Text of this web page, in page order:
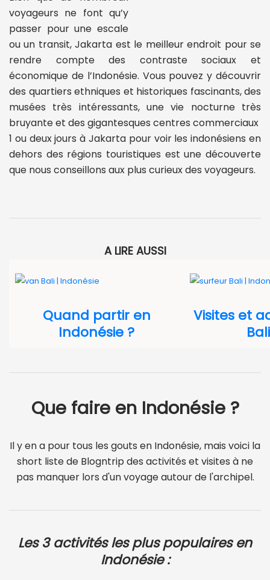
voyageurs ne font qu’y
passer pour une escale
ou un transit, Jakarta est le meilleur endroit pour se
rendre compte des contraste sociaux et
économique de l’Indonésie. Vous pouvez y découvrir
des quartiers ethniques et historiques fascinants, des
musées très intéressants, une vie nocturne très
bruyante et des gigantesques centres commerciaux
1 ou deux jours à Jakarta pour voir les indonésiens en
dehors des régions touristiques est une découverte
que nous conseillons aux plus curieux des voyageurs.
A LIRE AUSSI
Quand partir en
Indonésie ?
Visites et
Bali
Que faire en Indonésie ?
Il y en a pour tous les gouts en Indonésie, mais voici la
short liste de Blogntrip des activités et visites à ne
pas manquer lors d'un voyage autour de l'archipel.
Les 3 activités les plus populaires en
Indonésie :